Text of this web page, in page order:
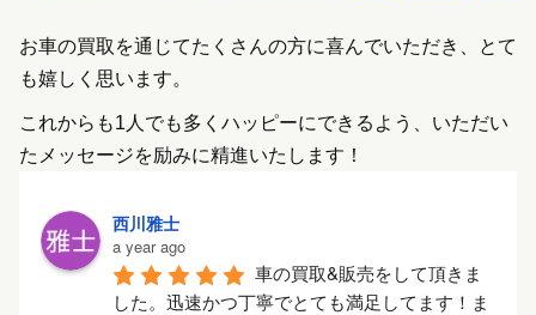
お車の買取を通じてたくさんの方に喜んでいただき、とて
も嬉しく思います。
これからも1人でも多くハッピーにできるよう、いただい
たメッセージを励みに精進いたします！
西川雅士
a year ago
車の買取&販売をして頂きま
した。迅速かつ丁寧でとても満足してます！ま